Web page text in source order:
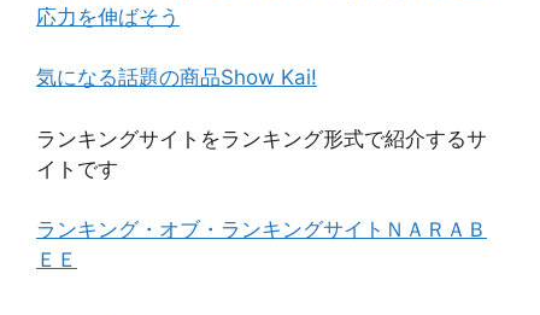
応力を伸ばそう
気になる話題の商品Show Kai!
ランキングサイトをランキング形式で紹介するサ
イトです
ランキング・オブ・ランキングサイトＮＡＲＡＢ
ＥＥ